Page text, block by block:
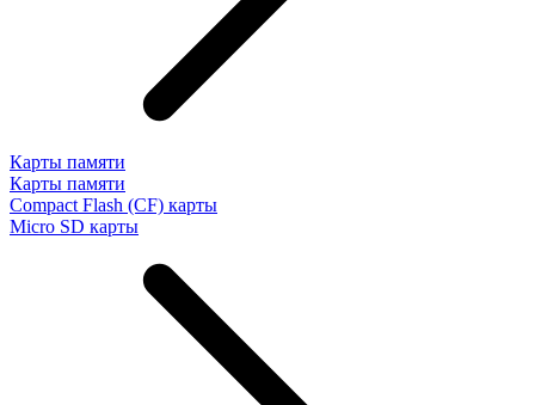
Карты памяти
Карты памяти
Compact Flash (CF) карты
Micro SD карты